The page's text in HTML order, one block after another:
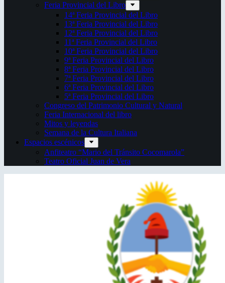
Feria Provincial del Libro
14ª Feria Provincial del Libro
13ª Feria Provincial del Libro
12ª Feria Provincial del Libro
11ª Feria Provincial del Libro
10ª Feria Provincial del Libro
9ª Feria Provincial del Libro
8ª Feria Provincial del Libro
7ª Feria Provincial del Libro
6ª Feria Provincial del Libro
5ª Feria Provincial del Libro
Congreso del Patrimonio Cultural y Natural
Feria Internacional del libro
Mitos y leyendas
Semana de la Cultura Italiana
Espacios escénicos
Anfiteatro “Mario del Tránsito Cocomarola”
Teatro Oficial Juan de Vera